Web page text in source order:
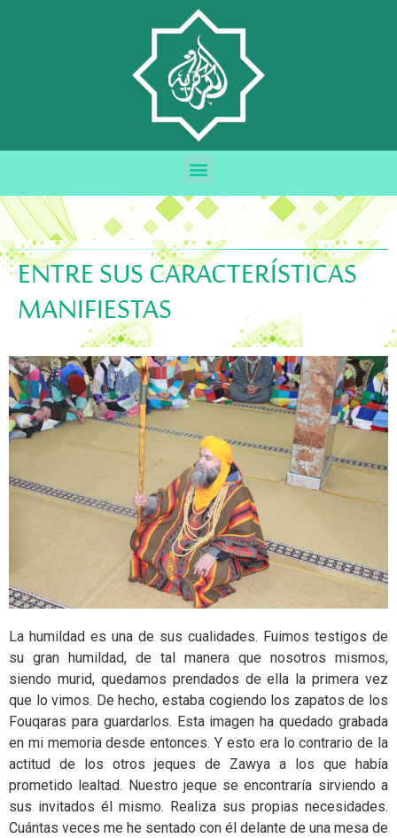
ENTRE SUS CARACTERÍSTICAS
MANIFIESTAS
La humildad es una de sus cualidades. Fuimos testigos de
su gran humildad, de tal manera que nosotros mismos,
siendo murid, quedamos prendados de ella la primera vez
que lo vimos. De hecho, estaba cogiendo los zapatos de los
Fouqaras para guardarlos. Esta imagen ha quedado grabada
en mi memoria desde entonces. Y esto era lo contrario de la
actitud de los otros jeques de Zawya a los que había
prometido lealtad. Nuestro jeque se encontraría sirviendo a
sus invitados él mismo. Realiza sus propias necesidades.
Cuántas veces me he sentado con él delante de una mesa de